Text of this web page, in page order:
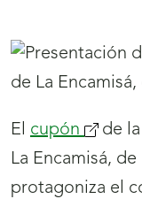
El cupón
de
La Encamisá,
protagoniza el